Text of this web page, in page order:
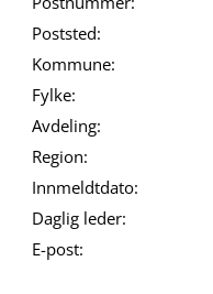
Poststed:
Kommune:
Fylke:
Avdeling:
Region:
Innmeldtdato:
Daglig leder:
E-post: